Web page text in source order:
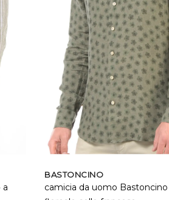
a
BASTONCINO
camicia da uomo Bastoncino